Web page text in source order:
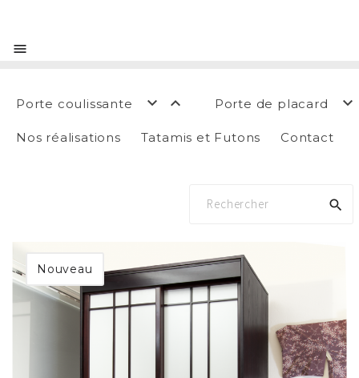

 
Porte coulissante 
Porte de placard
Nos réalisations Tatamis et Futons Contact

Nouveau